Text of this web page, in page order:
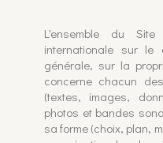
L'ensemble du
internationale sur
générale, sur la
concerne chacun
(textes, images,
photos et bandes
sa forme (choix, plan,